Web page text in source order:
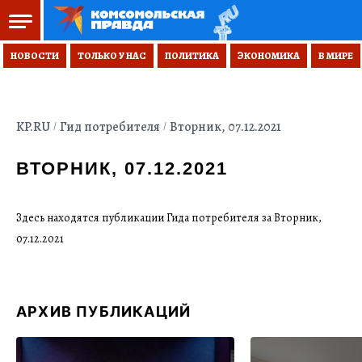
НОВОСТИ ТОЛЬКО У НАС ПОЛИТИКА ЭКОНОМИКА В МИРЕ
ВТОРНИК, 07.12.2021
KP.RU Гид потребителя Вторник, 07.12.2021
Здесь находятся публикации Гида потребителя за Вторник,
07.12.2021
АРХИВ ПУБЛИКАЦИЙ